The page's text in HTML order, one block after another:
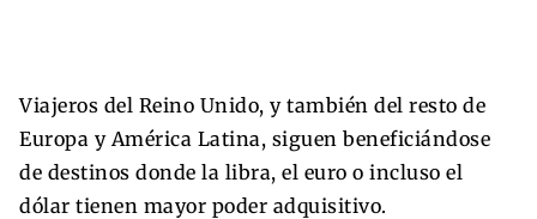
Viajeros del Reino Unido, y también del resto de
Europa y América Latina, siguen beneficiándose
de destinos donde la libra, el euro o incluso el
dólar tienen mayor poder adquisitivo.